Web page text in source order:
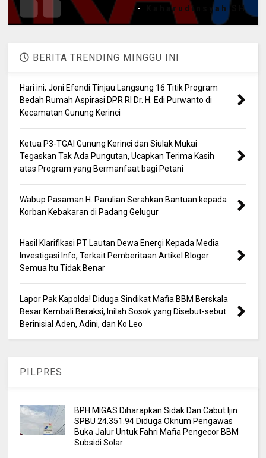
- Kaharudinsyah SH
BERITA TRENDING MINGGU INI
Hari ini; Joni Efendi Tinjau Langsung 16 Titik Program
Bedah Rumah Aspirasi DPR RI Dr. H. Edi Purwanto di
Kecamatan Gunung Kerinci
Ketua P3-TGAI Gunung Kerinci dan Siulak Mukai
Tegaskan Tak Ada Pungutan, Ucapkan Terima Kasih
atas Program yang Bermanfaat bagi Petani
Wabup Pasaman H. Parulian Serahkan Bantuan kepada
Korban Kebakaran di Padang Gelugur
Hasil Klarifikasi PT Lautan Dewa Energi Kepada Media
Investigasi Info, Terkait Pemberitaan Artikel Bloger
Semua Itu Tidak Benar
Lapor Pak Kapolda! Diduga Sindikat Mafia BBM Berskala
Besar Kembali Beraksi, Inilah Sosok yang Disebut-sebut
Berinisial Aden, Adini, dan Ko Leo
PILPRES
BPH MIGAS Diharapkan Sidak Dan Cabut Ijin
SPBU 24.351.94 Diduga Oknum Pengawas
Buka Jalur Untuk Fahri Mafia Pengecor BBM
Subsidi Solar